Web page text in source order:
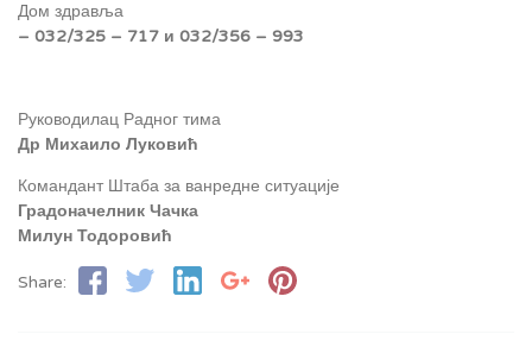
Дом здравља
– 032/325 – 717 и 032/356 – 993
Руководилац Радног тима
Др Михаило Луковић
Командант Штаба за ванредне ситуације
Градоначелник Чачка
Милун Тодоровић
Share: